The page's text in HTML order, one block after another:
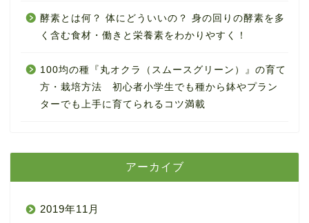
酵素とは何？ 体にどういいの？ 身の回りの酵素を多
く含む食材・働きと栄養素をわかりやすく！
100均の種『丸オクラ（スムースグリーン）』の育て
方・栽培方法 初心者小学生でも種から鉢やプラン
ターでも上手に育てられるコツ満載
アーカイブ
2019年11月